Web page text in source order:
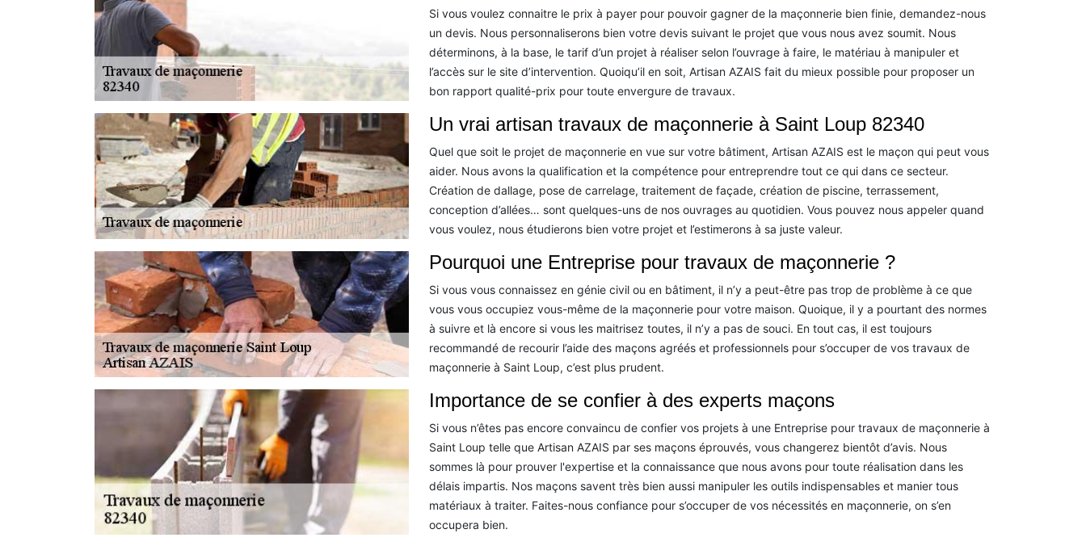
Si vous voulez connaitre le prix à payer pour pouvoir gagner de la maçonnerie bien finie, demandez-nous
un devis. Nous personnaliserons bien votre devis suivant le projet que vous nous avez soumit. Nous
déterminons, à la base, le tarif d’un projet à réaliser selon l’ouvrage à faire, le matériau à manipuler et
l’accès sur le site d’intervention. Quoiqu’il en soit, Artisan AZAIS fait du mieux possible pour proposer un
bon rapport qualité-prix pour toute envergure de travaux.
Un vrai artisan travaux de maçonnerie à Saint Loup 82340
Quel que soit le projet de maçonnerie en vue sur votre bâtiment, Artisan AZAIS est le maçon qui peut vous
aider. Nous avons la qualification et la compétence pour entreprendre tout ce qui dans ce secteur.
Création de dallage, pose de carrelage, traitement de façade, création de piscine, terrassement,
conception d’allées… sont quelques-uns de nos ouvrages au quotidien. Vous pouvez nous appeler quand
vous voulez, nous étudierons bien votre projet et l’estimerons à sa juste valeur.
Pourquoi une Entreprise pour travaux de maçonnerie ?
Si vous vous connaissez en génie civil ou en bâtiment, il n’y a peut-être pas trop de problème à ce que
vous vous occupiez vous-même de la maçonnerie pour votre maison. Quoique, il y a pourtant des normes
à suivre et là encore si vous les maitrisez toutes, il n’y a pas de souci. En tout cas, il est toujours
recommandé de recourir l’aide des maçons agréés et professionnels pour s’occuper de vos travaux de
maçonnerie à Saint Loup, c’est plus prudent.
Importance de se confier à des experts maçons
Si vous n’êtes pas encore convaincu de confier vos projets à une Entreprise pour travaux de maçonnerie à
Saint Loup telle que Artisan AZAIS par ses maçons éprouvés, vous changerez bientôt d’avis. Nous
sommes là pour prouver l'expertise et la connaissance que nous avons pour toute réalisation dans les
délais impartis. Nos maçons savent très bien aussi manipuler les outils indispensables et manier tous
matériaux à traiter. Faites-nous confiance pour s’occuper de vos nécessités en maçonnerie, on s’en
occupera bien.